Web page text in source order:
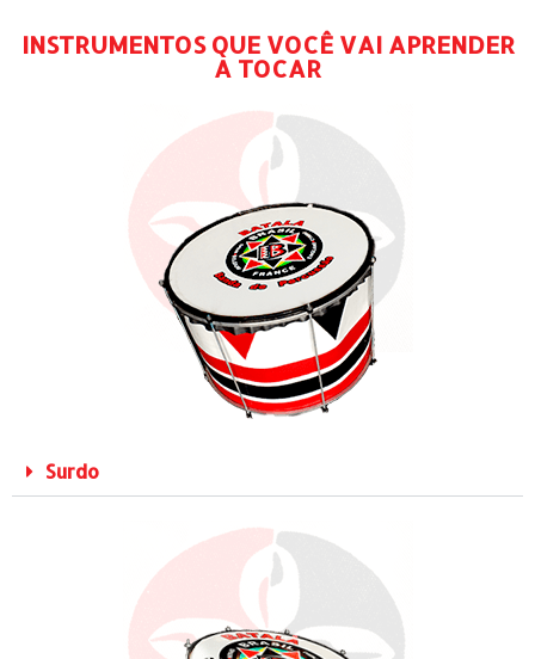
INSTRUMENTOS QUE VOCÊ VAI APRENDER
A TOCAR
Surdo